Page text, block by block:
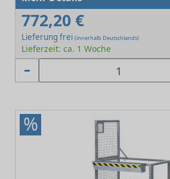
772,20 €
Lieferung frei (innerhalb Deutschlands)
Lieferzeit: ca. 1 Woche
%